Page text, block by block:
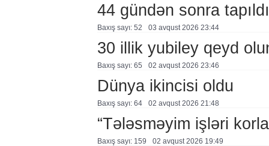
44 gündən sonra tapıldı
Baxış sayı: 52 03 avqust 2026 23:44
30 illik yubiley qeyd
Baxış sayı: 65 02 avqust 2026 23:46
Dünya ikincisi oldu
Baxış sayı: 64 02 avqust 2026 21:48
“Tələsməyim işləri
Baxış sayı: 159 02 avqust 2026 19:49